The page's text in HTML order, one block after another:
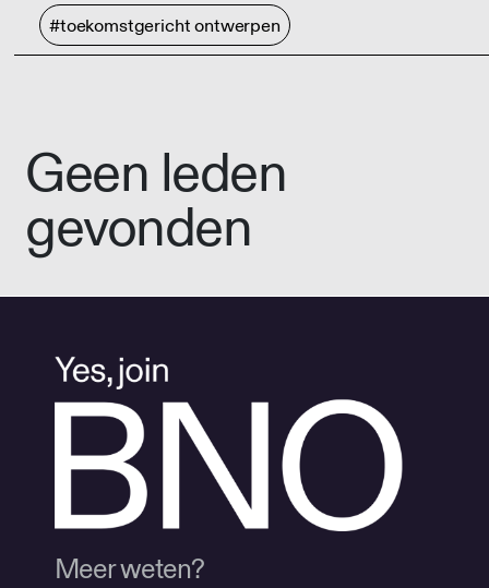
#toekomstgericht ontwerpen
Geen leden
gevonden
Meer weten?